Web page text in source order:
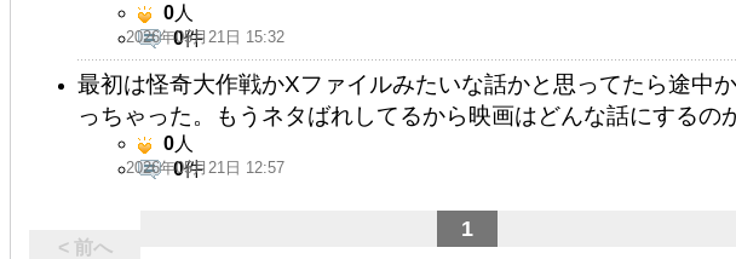
2026年05月21日 15:32
0人
0件
最初は怪奇大作戦かXファイルみたいな話かと思ってたら途中
っちゃった。もうネタばれしてるから映画はどんな話にするの
2026年05月21日 12:57
0人
0件
< 前へ
1